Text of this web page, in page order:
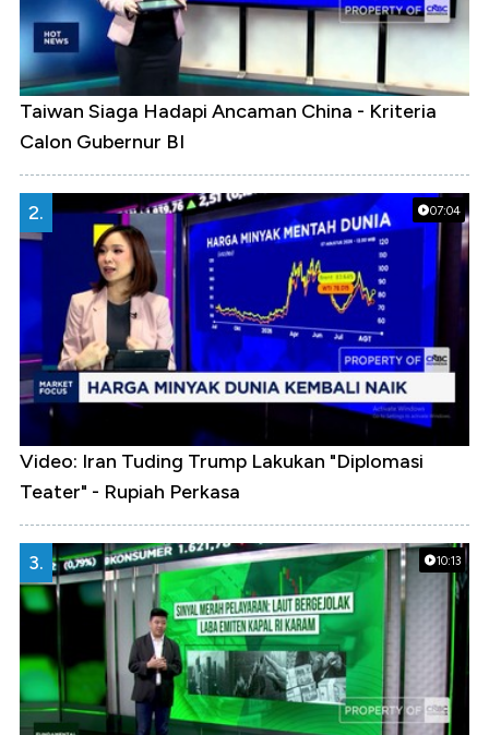
Taiwan Siaga Hadapi Ancaman China - Kriteria
Calon Gubernur BI
07:04
2.
Video: Iran Tuding Trump Lakukan "Diplomasi
Teater" - Rupiah Perkasa
10:13
3.